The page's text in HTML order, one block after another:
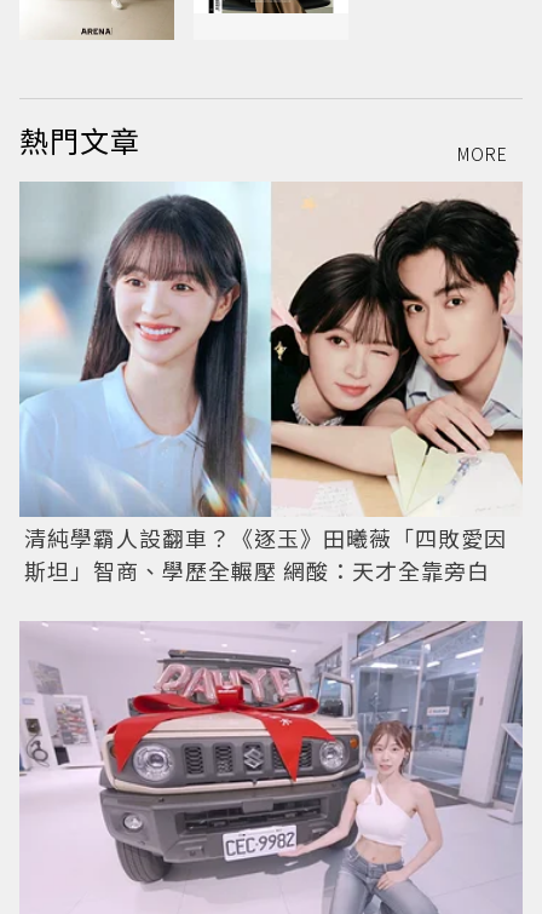
熱門文章 MORE
清純學霸人設翻車？《逐玉》田曦薇「四敗愛因
斯坦」智商、學歷全輾壓 網酸：天才全靠旁白